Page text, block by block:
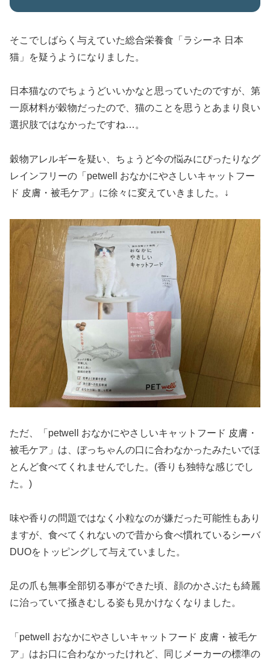
そこでしばらく与えていた総合栄養食「ラシーネ 日本
猫」を疑うようになりました。
日本猫なのでちょうどいいかなと思っていたのですが、第
一原材料が穀物だったので、猫のことを思うとあまり良い
選択肢ではなかったですね…。
穀物アレルギーを疑い、ちょうど今の悩みにぴったりなグ
レインフリーの「petwell おなかにやさしいキャットフー
ド 皮膚・被毛ケア」に徐々に変えていきました。↓
ただ、「petwell おなかにやさしいキャットフード 皮膚・
被毛ケア」は、ぼっちゃんの口に合わなかったみたいでほ
とんど食べてくれませんでした。(香りも独特な感じでし
た。)
味や香りの問題ではなく小粒なのが嫌だった可能性もあり
ますが、食べてくれないので昔から食べ慣れているシーバ
DUOをトッピングして与えていました。
足の爪も無事全部切る事ができた頃、顔のかさぶたも綺麗
に治っていて掻きむしる姿も見かけなくなりました。
「petwell おなかにやさしいキャットフード 皮膚・被毛ケ
ア」はお口に合わなかったけれど、同じメーカーの標準の